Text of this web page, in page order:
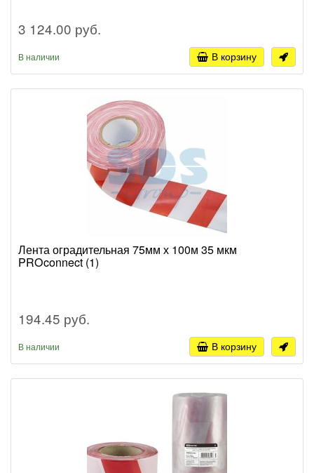
3 124.00 руб.
В наличии В корзину
Лента оградительная 75мм х 100м 35 мкм
PROconnect (1)
194.45 руб.
В наличии В корзину